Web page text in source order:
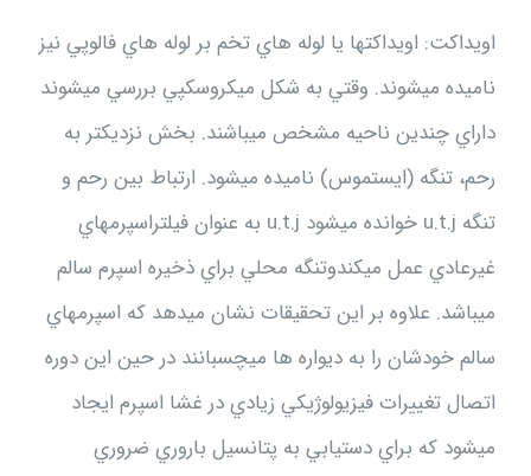
اويداكت: اويداكتها يا لوله هاي تخم بر لوله هاي فالوپي نيز
ناميده ميشوند. وقتي به شكل ميكروسكپي بررسي ميشوند
داراي چندين ناحيه مشخص ميباشند. بخش نزديكتر به
رحم، تنگه (ايستموس) ناميده ميشود. ارتباط بين رحم و
تنگه u.t.j خوانده ميشود u.t.j به عنوان فيلتراسپرمهاي
غيرعادي عمل ميكندوتنگه محلي براي ذخيره اسپرم سالم
ميباشد. علاوه بر اين تحقيقات نشان ميدهد كه اسپرمهاي
سالم خودشان را به ديواره ها ميچسبانند در حين اين دوره
اتصال تغييرات فيزيولوژيكي زيادي در غشا اسپرم ايجاد
ميشود كه براي دستيابي به پتانسيل باروري ضروري